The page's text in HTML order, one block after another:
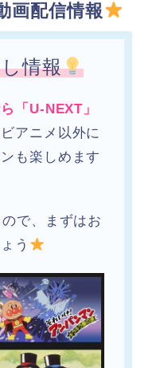
画配信情報
情報
「U-NEXT」
アニメ以外に
も楽しめます
で、まずはお
う